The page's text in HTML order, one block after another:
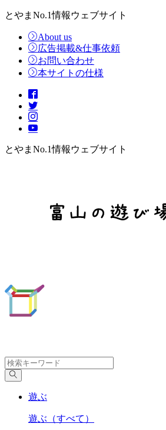
とやまNo.1情報ウェブサイト
About us
広告掲載&仕事依頼
お問い合わせ
本サイトの仕様
とやまNo.1情報ウェブサイト
遊ぶ
遊ぶ （すべて）